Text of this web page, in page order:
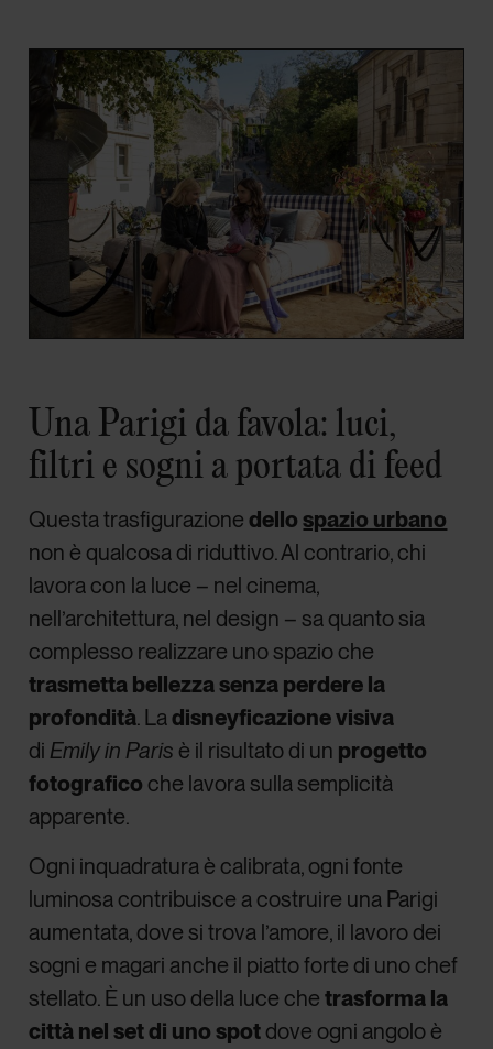
Una Parigi da favola: luci,
filtri e sogni a portata di feed
Questa trasfigurazione dellospazio urbano
non è qualcosa di riduttivo. Al contrario, chi
lavora con la luce – nel cinema,
nell’architettura, nel design – sa quanto sia
complesso realizzare uno spazio che
trasmetta bellezza senza perdere la
profondità. Ladisneyficazione visiva
di Emily in Paris è il risultato di un progetto
fotografico che lavora sulla semplicità
apparente.
Ogni inquadratura è calibrata, ogni fonte
luminosa contribuisce a costruire una Parigi
aumentata, dove si trova l’amore, il lavoro dei
sogni e magari anche il piatto forte di uno chef
stellato. È un uso della luce chetrasforma la
città nel set di uno spot dove ogni angolo è